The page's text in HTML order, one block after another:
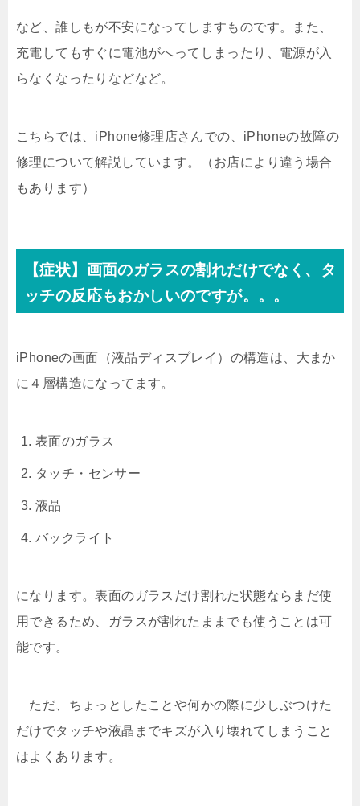
など、誰しもが不安になってしますものです。また、
充電してもすぐに電池がへってしまったり、電源が入
らなくなったりなどなど。
こちらでは、iPhone修理店さんでの、iPhoneの故障の
修理について解説しています。（お店により違う場合
もあります）
【症状】画面のガラスの割れだけでなく、タ
ッチの反応もおかしいのですが。。。
iPhoneの画面（液晶ディスプレイ）の構造は、大まか
に４層構造になってます。
表面のガラス
タッチ・センサー
液晶
バックライト
になります。表面のガラスだけ割れた状態ならまだ使
用できるため、ガラスが割れたままでも使うことは可
能です。
ただ、ちょっとしたことや何かの際に少しぶつけた
だけでタッチや液晶までキズが入り壊れてしまうこと
はよくあります。